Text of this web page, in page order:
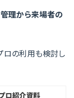
管理から来場者の
ロの利用も検討し